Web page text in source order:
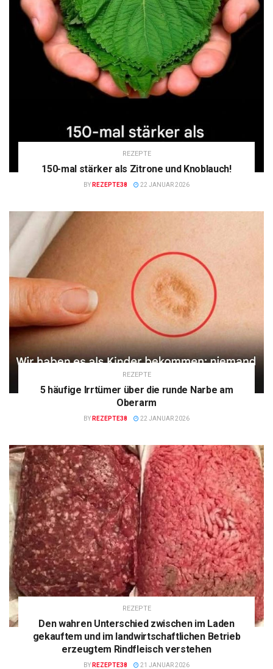
REZEPTE
150-mal stärker als Zitrone und Knoblauch!
BY REZEPTE38 22 JANUAR 2026
REZEPTE
5 häufige Irrtümer über die runde Narbe am
Oberarm
BY REZEPTE38 22 JANUAR 2026
REZEPTE
Den wahren Unterschied zwischen im Laden
gekauftem und im landwirtschaftlichen Betrieb
erzeugtem Rindfleisch verstehen
BY REZEPTE38 21 JANUAR 2026